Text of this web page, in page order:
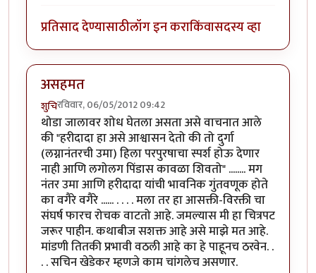
प्रतिसाद देण्यासाठीलॉग इन कराकिंवासदस्य व्हा
असहमत
शुचिरविवार, 06/05/2012 09:42
थोडा जालावर शोध घेतला असता असे वाचनात आले
की "हरीदादा हा असे आश्वासन देतो की तो दुर्गा
(लग्नानंतरची उमा) हिला परपुरषाचा स्पर्श होऊ देणार
नाही आणि लगोलग पिंडास कावळा शिवतो" ........ मग
नंतर उमा आणि हरीदादा यांची भावनिक गुंतवणूक होते
का वगैरे वगैरे ...... . . . . मला तर हा आसक्ती-विरक्ती चा
संघर्ष फारच रोचक वाटतो आहे. जमल्यास मी हा चित्रपट
जरूर पाहीन. कथाबीज सशक्त आहे असे माझे मत आहे.
मांडणी तितकी प्रभावी वठली आहे का हे पाहूनच ठरवेन. .
. . सचिन खेडेकर म्हणजे काम चांगलेच असणार.